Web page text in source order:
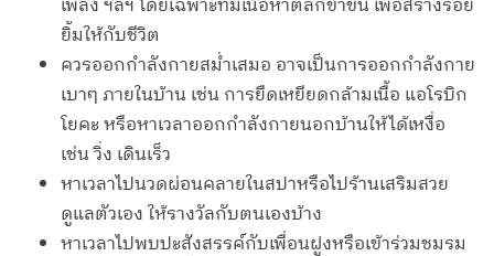
เพลง ฯลฯ โดยเฉพาะที่มีเนื้อหาตลกขำขัน เพื่อสร้างรอย
ยิ้มให้กับชีวิต
ควรออกกำลังกายสม่ำเสมอ อาจเป็นการออกกำลังกาย
เบาๆ ภายในบ้าน เช่น การยืดเหยียดกล้ามเนื้อ แอโรบิก
โยคะ หรือหาเวลาออกกำลังกายนอกบ้านให้ได้เหงื่อ
เช่น วิ่ง เดินเร็ว
หาเวลาไปนวดผ่อนคลายในสปาหรือไปร้านเสริมสวย
ดูแลตัวเอง ให้รางวัลกับตนเองบ้าง
หาเวลาไปพบปะสังสรรค์กับเพื่อนฝูงหรือเข้าร่วมชมรม